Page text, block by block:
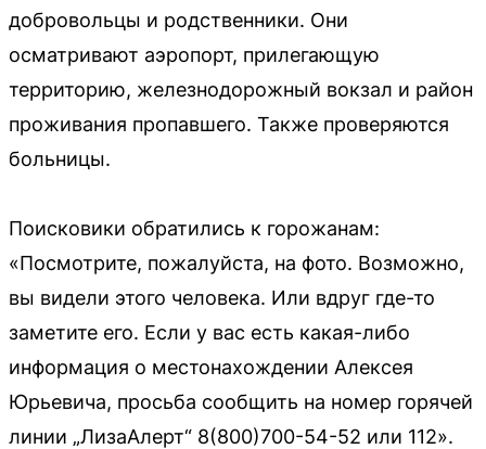
добровольцы и родственники. Они
осматривают аэропорт, прилегающую
территорию, железнодорожный вокзал и район
проживания пропавшего. Также проверяются
больницы.
Поисковики обратились к горожанам:
«Посмотрите, пожалуйста, на фото. Возможно,
вы видели этого человека. Или вдруг где-то
заметите его. Если у вас есть какая-либо
информация о местонахождении Алексея
Юрьевича, просьба сообщить на номер горячей
линии „ЛизаАлерт“ 8(800)700-54-52 или 112».